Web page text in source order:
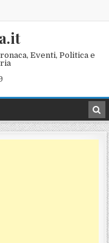
Eventi, Politica e